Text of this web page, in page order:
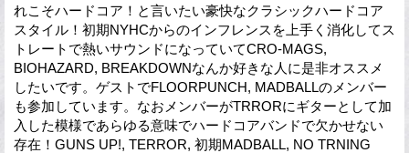
れこそハードコア！と言いたい豪快なクラシックハードコア
スタイル！初期NYHCからのインフレンスを上手く消化してス
トレートで熱いサウンドになっていてCRO-MAGS,
BIOHAZARD, BREAKDOWNなんか好きな人に是非オススメ
したいです。ゲストでFLOORPUNCH, MADBALLのメンバー
も参加しています。なおメンバーがTRRORにギターとして加
入した模様であらゆる意味でハードコアバンドで欠かせない
存在！GUNS UP!, TERROR, 初期MADBALL, NO TRNING